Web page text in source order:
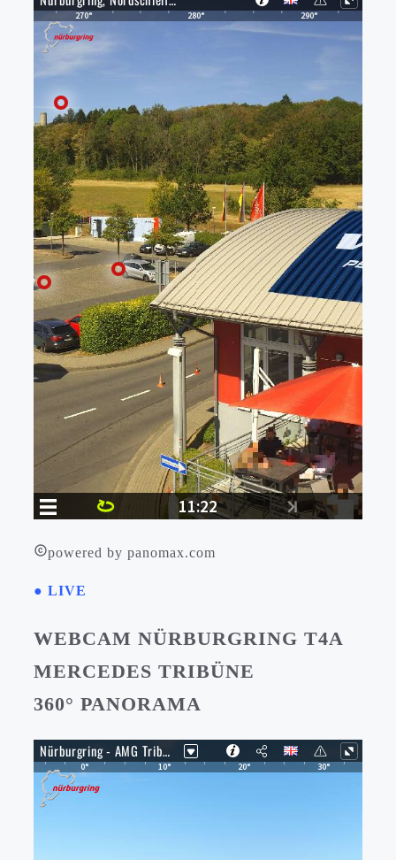
powered by panomax.com
● LIVE
WEBCAM NÜRBURGRING T4A
MERCEDES TRIBÜNE
360° PANORAMA